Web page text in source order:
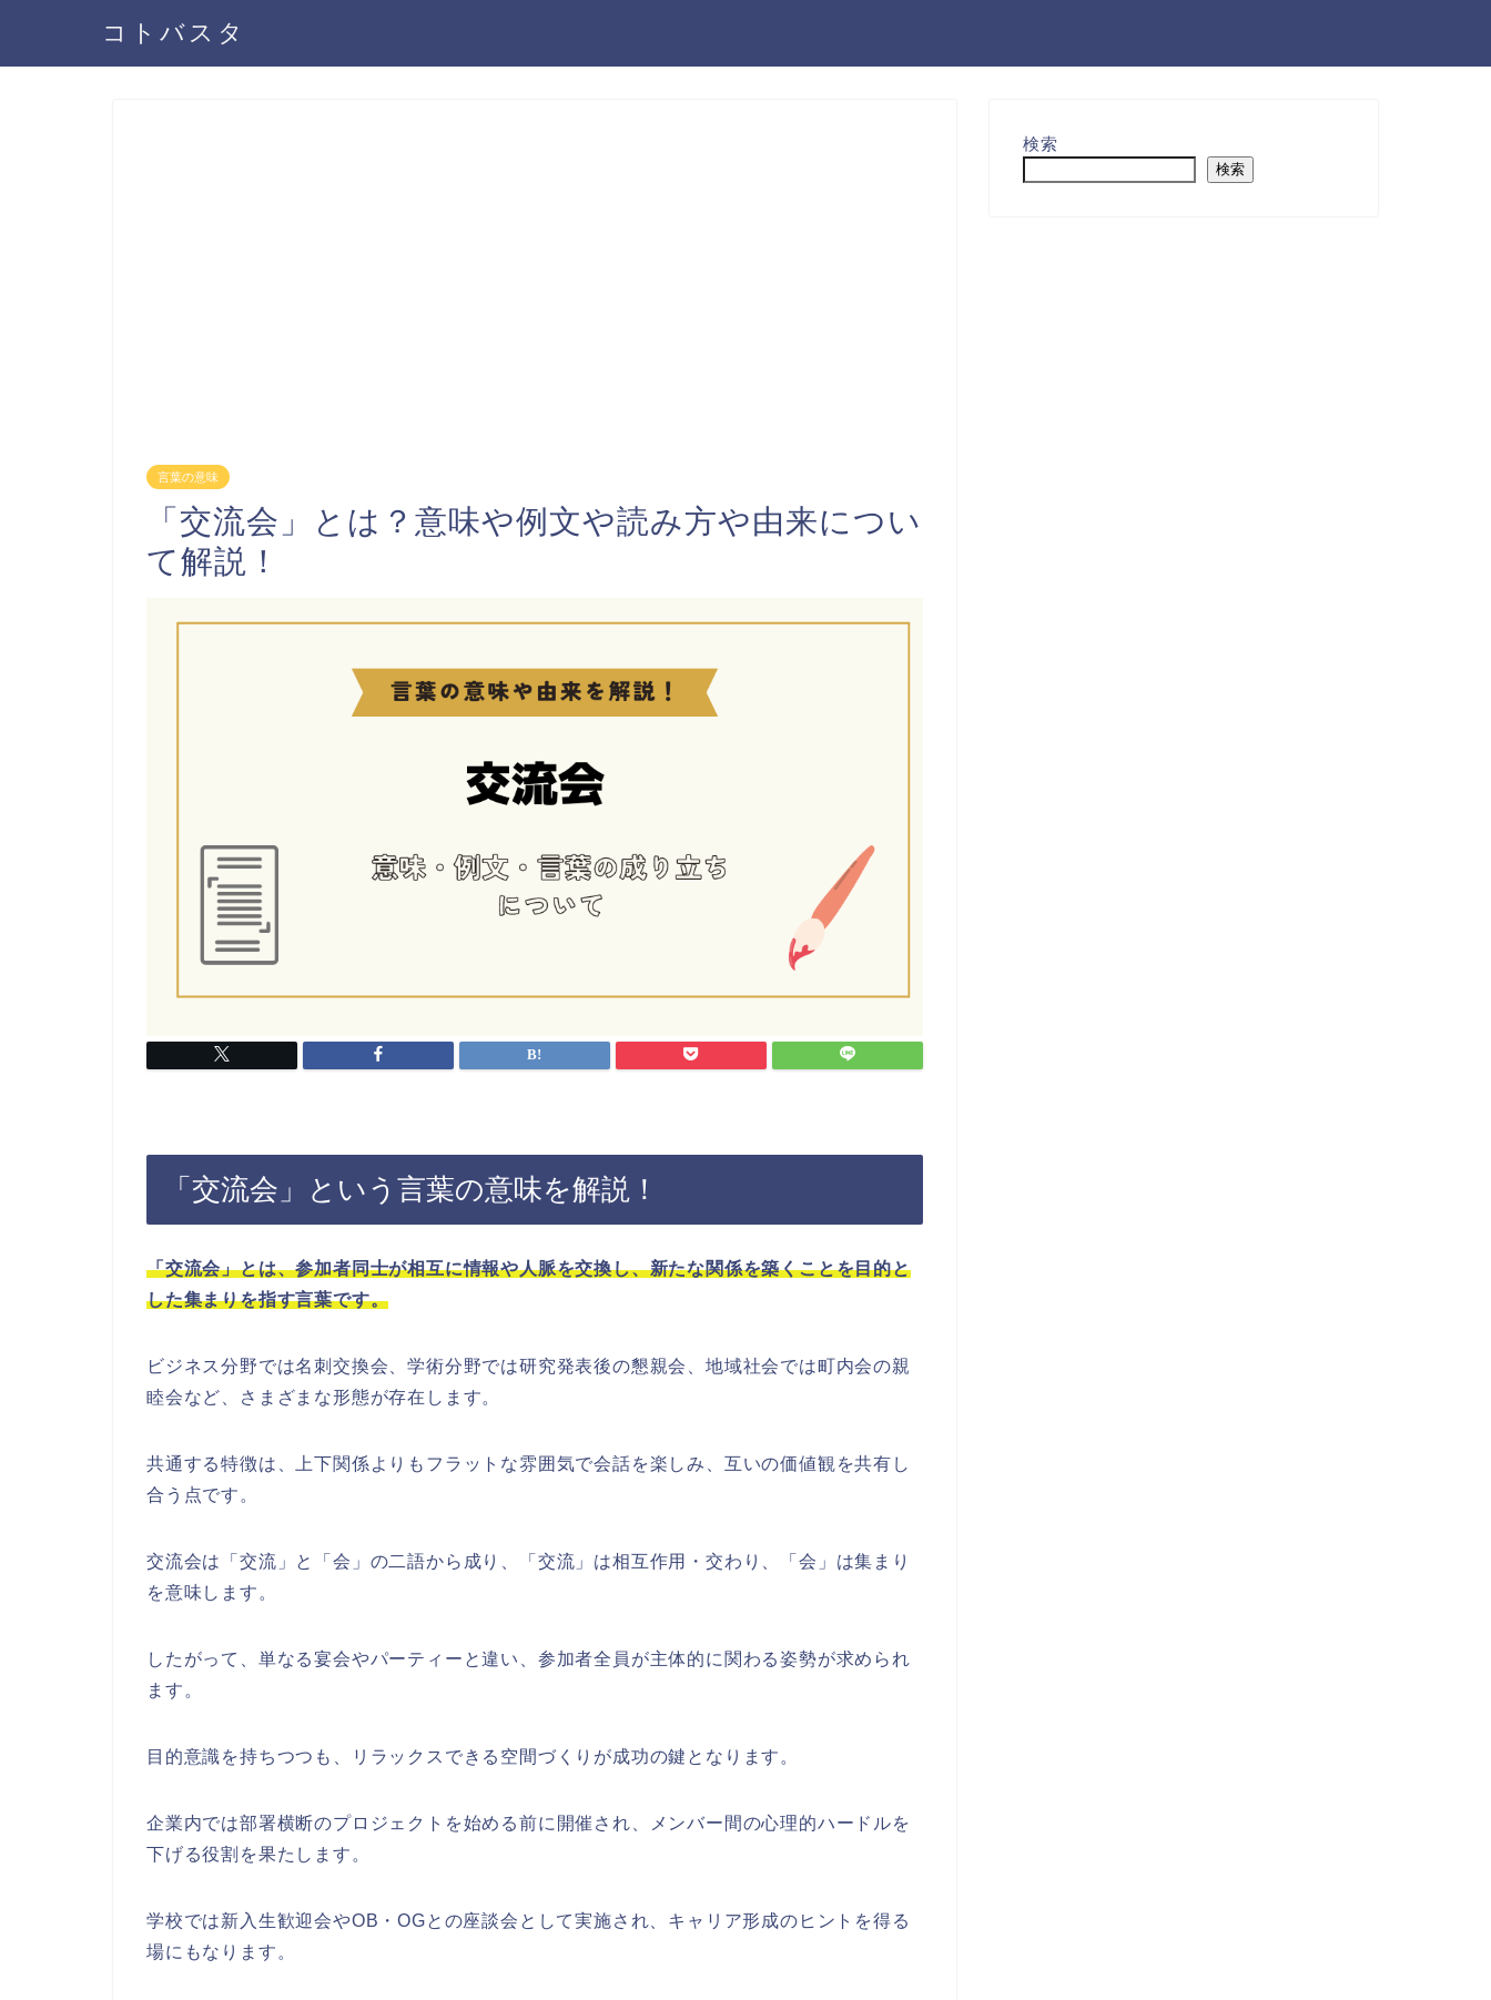
コトバスタ
言葉の意味
「交流会」とは？意味や例文や読み方や由来につい
て解説！
「交流会」という言葉の意味を解説！
「交流会」とは、参加者同士が相互に情報や人脈を交換し、新たな関係を築くことを目的と
した集まりを指す言葉です。
ビジネス分野では名刺交換会、学術分野では研究発表後の懇親会、地域社会では町内会の親
睦会など、さまざまな形態が存在します。
共通する特徴は、上下関係よりもフラットな雰囲気で会話を楽しみ、互いの価値観を共有し
合う点です。
交流会は「交流」と「会」の二語から成り、「交流」は相互作用・交わり、「会」は集まり
を意味します。
したがって、単なる宴会やパーティーと違い、参加者全員が主体的に関わる姿勢が求められ
ます。
目的意識を持ちつつも、リラックスできる空間づくりが成功の鍵となります。
企業内では部署横断のプロジェクトを始める前に開催され、メンバー間の心理的ハードルを
下げる役割を果たします。
学校では新入生歓迎会やOB・OGとの座談会として実施され、キャリア形成のヒントを得る
場にもなります。
検索
検索